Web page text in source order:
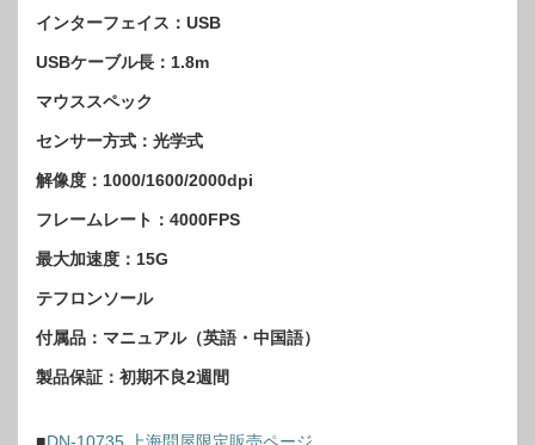
インターフェイス：USB
USBケーブル長：1.8m
マウススペック
センサー方式：光学式
解像度：1000/1600/2000dpi
フレームレート：4000FPS
最大加速度：15G
テフロンソール
付属品：マニュアル（英語・中国語）
製品保証：初期不良2週間